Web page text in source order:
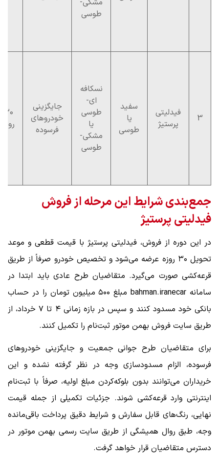
مشکی-
طوسی
3
فیدلیتی
پرستیژ
سفید
یا
طوسی
نسکافه
ای-
طوسی
یا
مشکی-
طوسی
جایگزینی
خودروهای
فرسوده
۳۰
روزه
جمع‌بندی شرایط این مرحله از فروش
فیدلیتی پرستیژ
در این دوره از فروش، فیدلیتی پرستیژ با قیمت قطعی و موعد
تحویل ۳۰ روزه عرضه می‌شود و تخصیص خودرو صرفاً از طریق
قرعه‌کشی صورت می‌گیرد. متقاضیان طرح عادی باید ابتدا در
سامانه bahman.iranecar مبلغ ۵۰۰ میلیون تومان را در حساب
بانکی خود مسدود کنند و سپس در بازه زمانی ۴ تا ۷ خرداد، از
طریق سایت فروش بهمن موتور ثبت‌نام را تکمیل کنند.
برای متقاضیان طرح جوانی جمعیت و جایگزینی خودروهای
فرسوده، الزام مسدودسازی وجه در نظر گرفته نشده و این
خریداران می‌توانند بدون بلوکه‌کردن مبلغ اولیه، صرفاً با ثبت‌نام
اینترنتی وارد قرعه‌کشی شوند. جزئیات تکمیلی از جمله قیمت
نهایی، رنگ‌های قابل سفارش و شرایط دقیق پرداخت باقی‌مانده
وجه، طبق روال همیشگی از طریق سایت رسمی بهمن موتور در
دسترس متقاضیان قرار خواهد گرفت.